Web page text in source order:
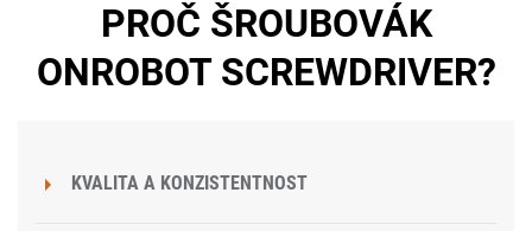
PROČ ŠROUBOVÁK
ONROBOT SCREWDRIVER?
KVALITA A KONZISTENTNOST